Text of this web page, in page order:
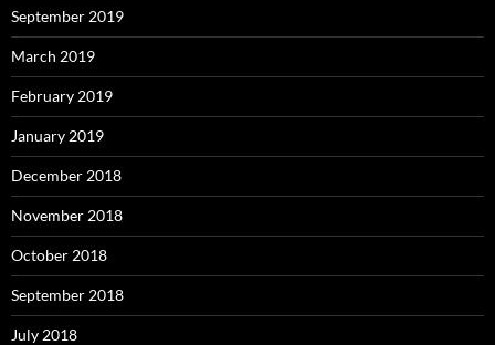
September 2019
March 2019
February 2019
January 2019
December 2018
November 2018
October 2018
September 2018
July 2018